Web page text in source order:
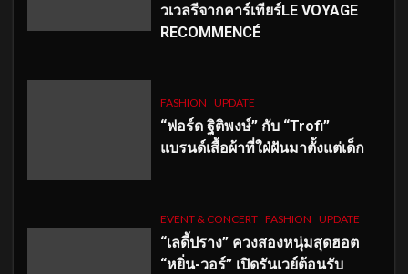
วเวลรีจากคาร์เทียร์LE VOYAGE
RECOMMENCÉ
FASHION UPDATE
“ฟอร์ด ฐิติพงษ์” กับ “Trofi”
แบรนด์เสื้อผ้าที่ใฝ่ฝันมาตั้งแต่เด็ก
EVENT & CONCERT FASHION UPDATE
“เลดี้ปราง” ควงสองหนุ่มสุดฮอต
“หยิ่น-วอร์” เปิดรันเวย์ต้อนรับ